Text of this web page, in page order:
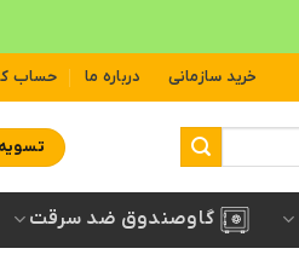
خرید سازمانی درباره ما حساب
گاوصندوق ضد سرقت